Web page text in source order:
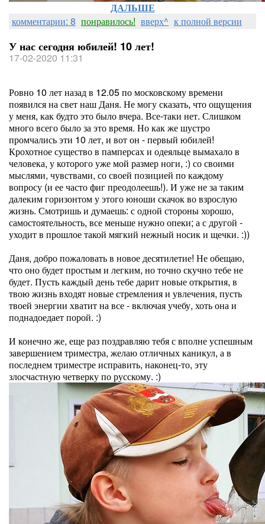
ДАЛЬШЕ
комментарии: 8 понравилось! вверх^ к полной версии
У нас сегодня юбилей! 10 лет!
17-02-2020 11:31
Ровно 10 лет назад в 12.05 по московскому времени
появился на свет наш Даня. Не могу сказать, что ощущения
у меня, как будто это было вчера. Все-таки нет. Слишком
много всего было за это время. Но как же шустро
промчались эти 10 лет, и вот он - первый юбилей!
Крохотное существо в памперсах и одеяльце вымахало в
человека, у которого уже мой размер ноги, :) со своими
мыслями, чувствами, со своей позицией по каждому
вопросу (и ее часто фиг преодолеешь!). И уже не за таким
далеким горизонтом у этого юноши скачок во взрослую
жизнь. Смотришь и думаешь: с одной стороны хорошо,
самостоятельность, все меньше нужно опеки; а с другой -
уходит в прошлое такой мягкий нежный носик и щечки. :))
Даня, добро пожаловать в новое десятилетие! Не обещаю,
что оно будет простым и легким, но точно скучно тебе не
будет. Пусть каждый день тебе дарит новые открытия, в
твою жизнь входят новые стремления и увлечения, пусть
твоей энергии хватит на все - включая учебу, хоть она и
поднадоедает порой. :)
И конечно же, еще раз поздравляю тебя с вполне успешным
завершением триместра, желаю отличных каникул, а в
последнем триместре исправить, наконец-то, эту
злосчастную четверку по русскому. :)